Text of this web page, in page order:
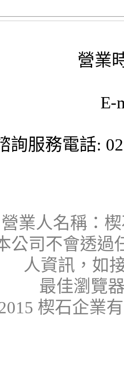
營業
E-
詢服務電話:
營業人名稱：
公司不會透過
人資訊，如
最佳瀏覽
楔石企業